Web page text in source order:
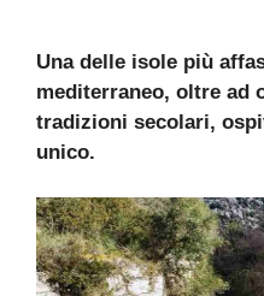
Una delle isole più
mediterraneo, oltre ad
tradizioni secolari,
unico.